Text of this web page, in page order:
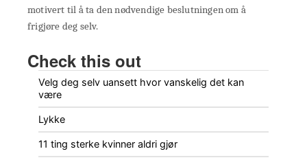
motivert til å ta den nødvendige beslutningen om å
frigjøre deg selv.
Check this out
Velg deg selv uansett hvor vanskelig det kan
være
Lykke
11 ting sterke kvinner aldri gjør